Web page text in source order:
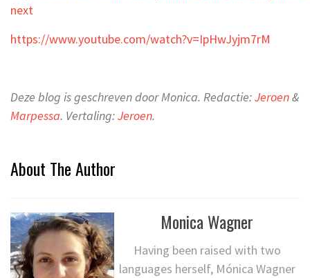
next
https://www.youtube.com/watch?v=IpHwJyjm7rM
Deze blog is geschreven door Monica. Redactie:Jeroen&
Marpessa. Vertaling:Jeroen.
About The Author
Monica Wagner
Having been raised with two
languages herself, Mónica Wagner